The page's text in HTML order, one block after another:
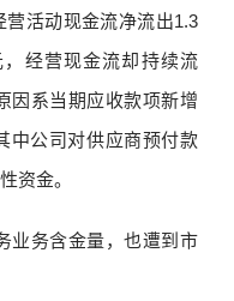
营活动现金流净流出1.3
经营现金流却持续流
因系当期应收款项新增
中公司对供应商预付款
资金。
业务含金量，也遭到市